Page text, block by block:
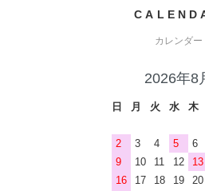
カレンダー
2026年8
日 月 火 水 木
2
3 4 5 6
9
10 11 12 13
16
17 18 19 20